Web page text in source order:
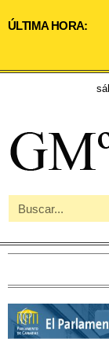
ÚLTIMA HORA: